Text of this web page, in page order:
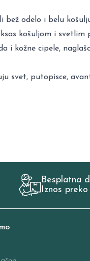
bež odelo i belu
košuljom i
i kožne cipele,
svet, putopisce,
Besplatna
Iznos preko